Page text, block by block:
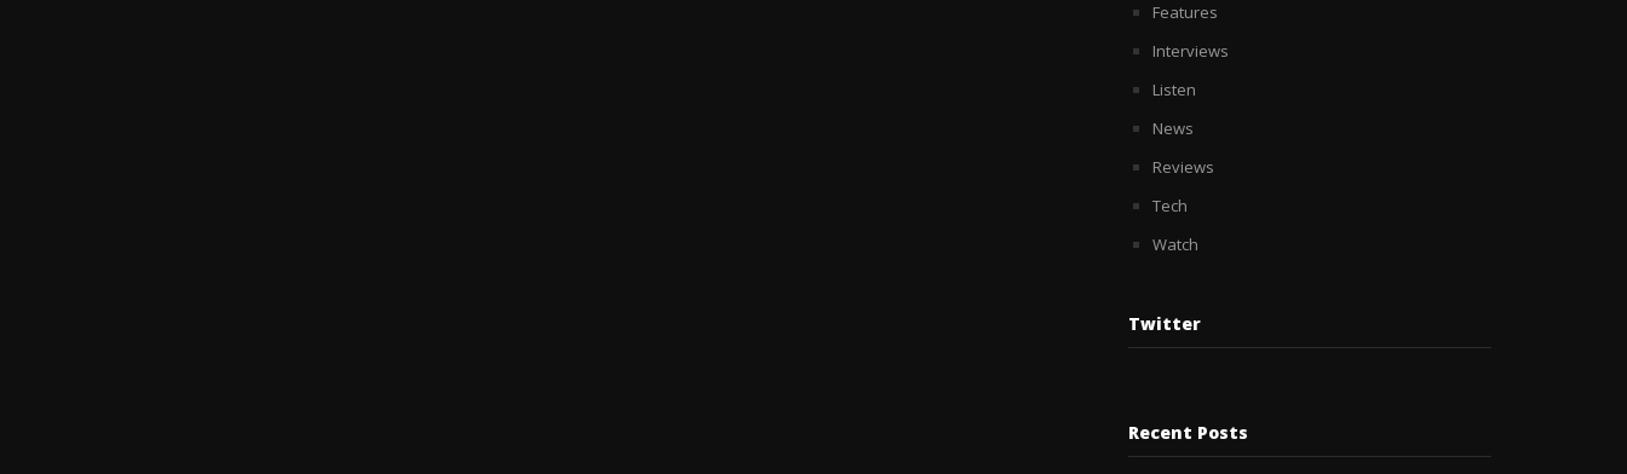
Features
Interviews
Listen
News
Reviews
Tech
Watch
Twitter
Recent Posts